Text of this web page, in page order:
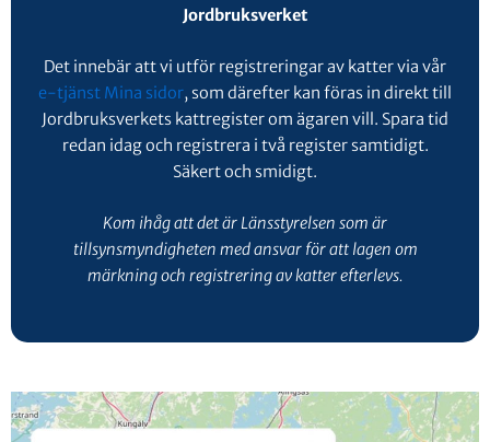
Jordbruksverket
Det innebär att vi utför registreringar av katter via vår
e-tjänst Mina sidor, som därefter kan föras in direkt till
Jordbruksverkets kattregister om ägaren vill. Spara tid
redan idag och registrera i två register samtidigt.
Säkert och smidigt.
Kom ihåg att det är Länsstyrelsen som är
tillsynsmyndigheten med ansvar för att lagen om
märkning och registrering av katter efterlevs.